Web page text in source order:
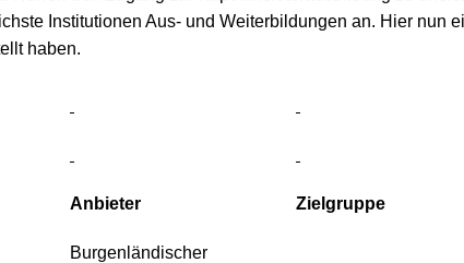
Institutionen Aus- und Weiterbildungen an. Hier nun
haben.
Anbieter Zielgruppe
Burgenländischer